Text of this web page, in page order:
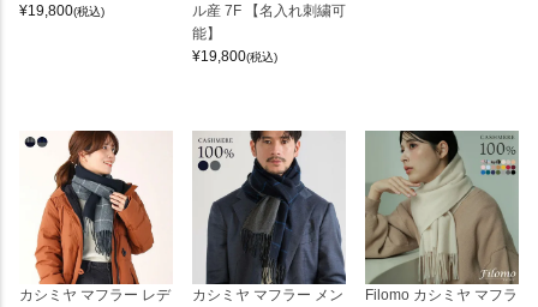
¥19,800(税込)
ル産 7F 【名入れ刺繍可
能】
¥19,800(税込)
カシミヤ マフラー レデ
カシミヤ マフラー メン
Filomo カシミヤ マフラ